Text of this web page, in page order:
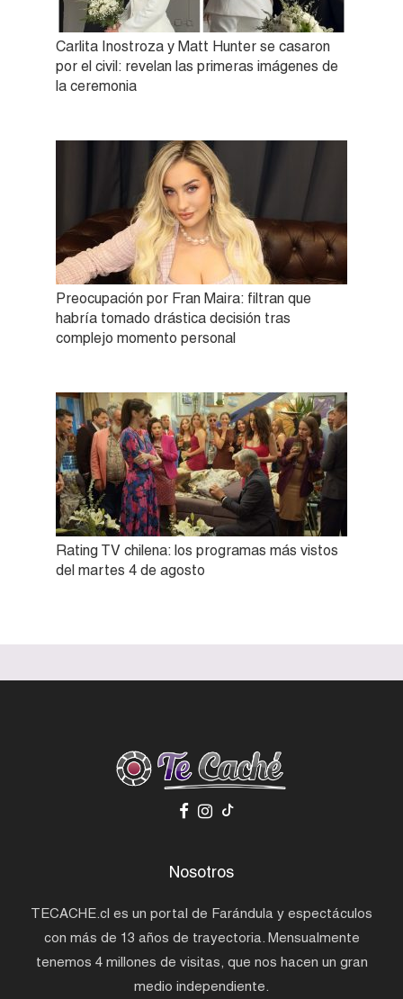
Carlita Inostroza y Matt Hunter se casaron
por el civil: revelan las primeras imágenes de
la ceremonia
Preocupación por Fran Maira: filtran que
habría tomado drástica decisión tras
complejo momento personal
Rating TV chilena: los programas más vistos
del martes 4 de agosto
Nosotros
TECACHE.cl es un portal de Farándula y espectáculos
con más de 13 años de trayectoria. Mensualmente
tenemos 4 millones de visitas, que nos hacen un gran
medio independiente.